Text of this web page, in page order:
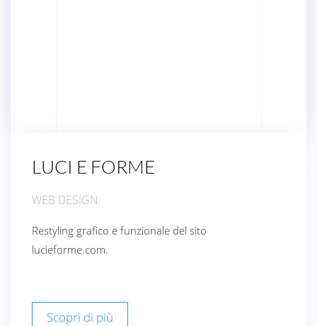
LUCI E FORME
WEB DESIGN
Restyling grafico e funzionale del sito
lucieforme.com.
Scopri di più